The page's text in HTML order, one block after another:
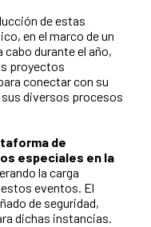
de estas
en el marco de un
durante el año,
proyectos
conectar con su
diversos procesos
de
especiales en la
la carga
eventos. El
de seguridad,
dichas instancias.